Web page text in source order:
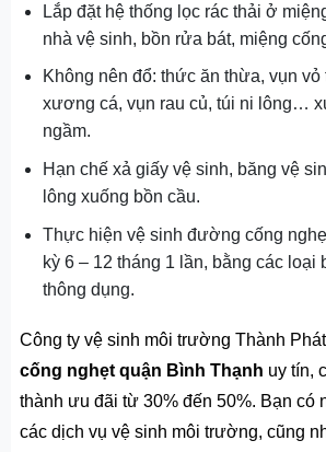
Lắp đặt hệ thống lọc rác thải ở
nhà vệ sinh, bồn rửa bát, miệng
Không nên đổ: thức ăn thừa, vụn vỏ
xương cá, vụn rau củ, túi ni lông…
ngầm.
Hạn chế xả giấy vệ sinh, băng vệ
lông xuống bồn cầu.
Thực hiện vệ sinh đường cống
kỳ 6 – 12 tháng 1 lần, bằng các loại
thông dụng.
Công ty vệ sinh môi trường Thành
cống nghẹt quận Bình Thạnh uy tín,
thành ưu đãi từ 30% đến 50%. Bạn có
các dịch vụ vệ sinh môi trường, cũng